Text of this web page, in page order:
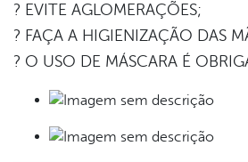
? EVITE AGLOMERAÇÕES;
? FAÇA A HIGIENIZAÇÃO DAS
? O USO DE MÁSCARA É